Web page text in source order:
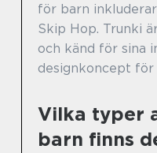
för barn
Skip Hop. Trunki
och känd för sina
designkoncept för
Vilka typer
barn finns